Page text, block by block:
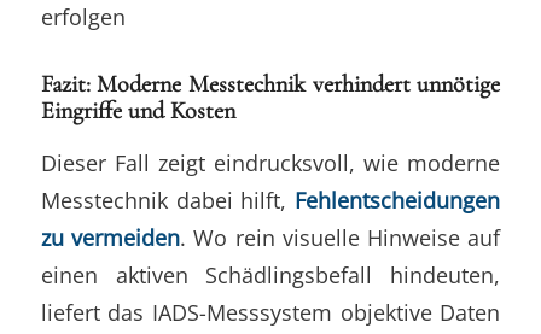
erfolgen
Fazit: Moderne Messtechnik verhindert unnötige
Eingriffe und Kosten
Dieser Fall zeigt eindrucksvoll, wie moderne
Messtechnik dabei hilft, Fehlentscheidungen
zu vermeiden. Wo rein visuelle Hinweise auf
einen aktiven Schädlingsbefall hindeuten,
liefert das IADS-Messsystem objektive Daten